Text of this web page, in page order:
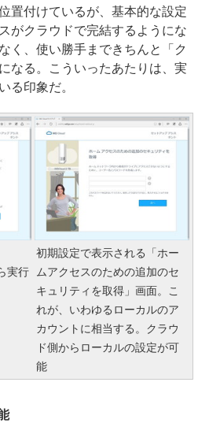
置付けているが、基本的な設定
がクラウドで完結するようにな
く、使い勝手まできちんと「ク
なる。こういったあたりは、実
る印象だ。
実行
初期設定で表示される「ホー
ムアクセスのための追加のセ
キュリティを取得」画面。こ
れが、いわゆるローカルのア
カウントに相当する。クラウ
ド側からローカルの設定が可
能